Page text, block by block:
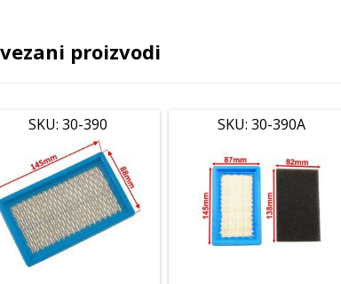
proizvodi
SKU: 30-390 SKU: 30-390A